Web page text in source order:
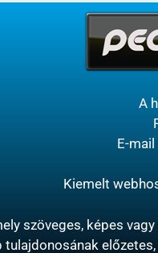
A
E-
Kiemelt
szöveges, képes